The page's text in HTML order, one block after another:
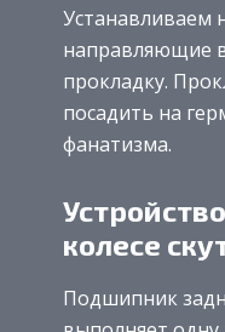
Устанавливаем
направляющие
прокладку.
посадить на
фанатизма.
колесе
Подшипник